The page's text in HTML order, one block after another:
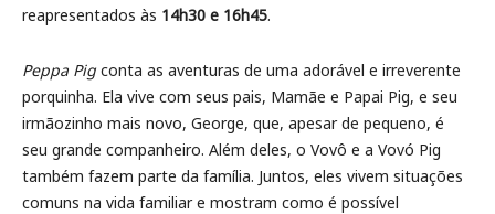
reapresentados às 14h30 e 16h45.
Peppa Pigconta as aventuras de uma adorável e irreverente
porquinha. Ela vive com seus pais, Mamãe e Papai Pig, e seu
irmãozinho mais novo, George, que, apesar de pequeno, é
seu grande companheiro. Além deles, o Vovô e a Vovó Pig
também fazem parte da família. Juntos, eles vivem situações
comuns na vida familiar e mostram como é possível